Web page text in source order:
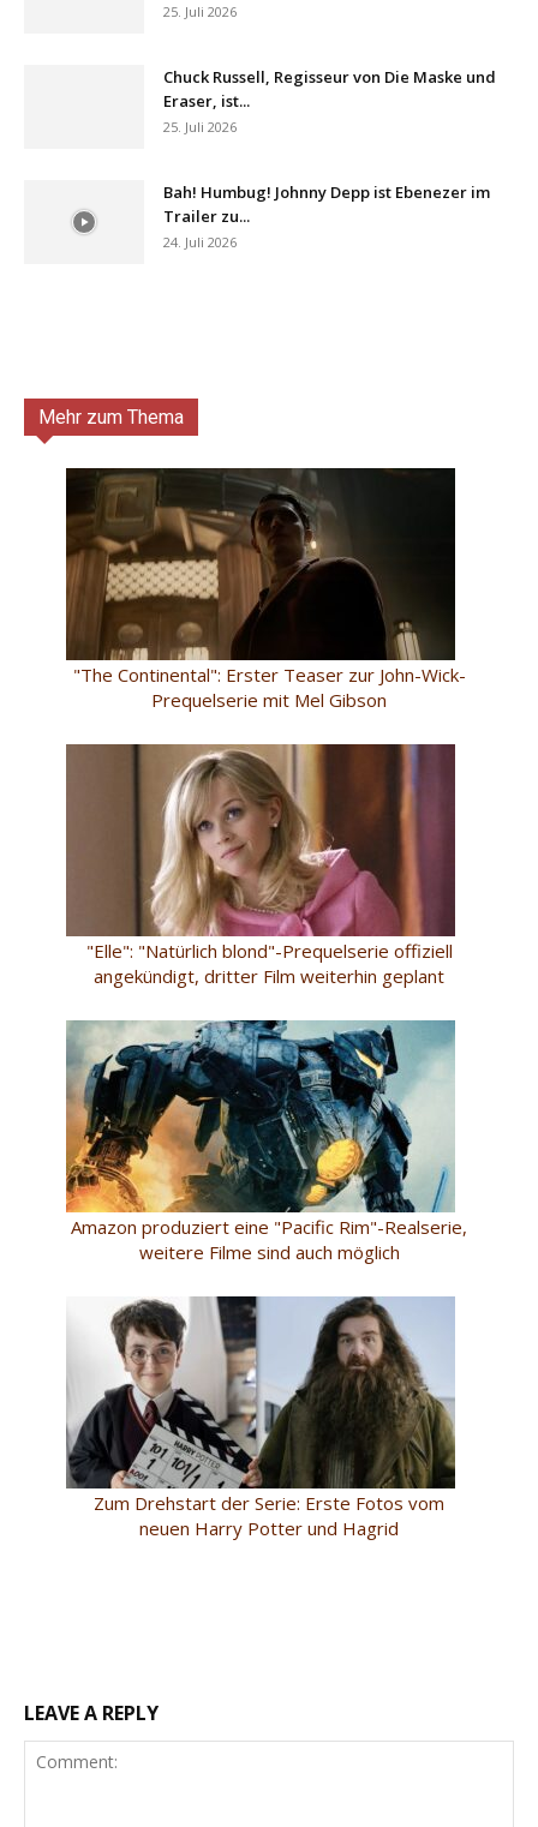
25. Juli 2026
Chuck Russell, Regisseur von Die Maske und
Eraser, ist...
25. Juli 2026
Bah! Humbug! Johnny Depp ist Ebenezer im
Trailer zu...
24. Juli 2026
Mehr zum Thema
"The Continental": Erster Teaser zur John-Wick-
Prequelserie mit Mel Gibson
"Elle": "Natürlich blond"-Prequelserie offiziell
angekündigt, dritter Film weiterhin geplant
Amazon produziert eine "Pacific Rim"-Realserie,
weitere Filme sind auch möglich
Zum Drehstart der Serie: Erste Fotos vom
neuen Harry Potter und Hagrid
LEAVE A REPLY